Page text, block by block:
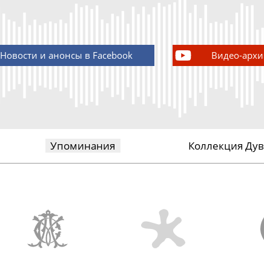
Новости и анонсы в Facebook Видео-
Упоминания Коллекция